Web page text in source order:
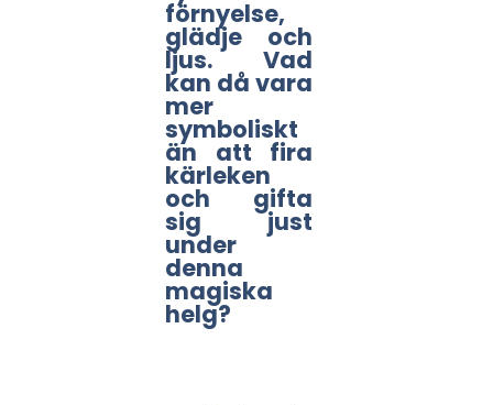
förnyelse,
glädje och
ljus. Vad
kan då vara
mer
symboliskt
än att fira
kärleken
och gifta
sig just
under
denna
magiska
helg?